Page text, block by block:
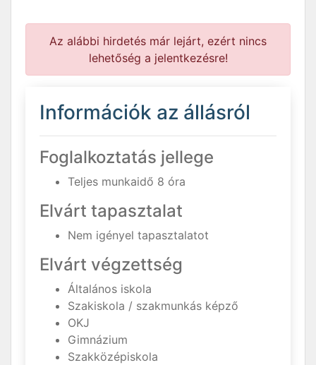
Az alábbi hirdetés már lejárt, ezért nincs
lehetőség a jelentkezésre!
Információk az állásról
Foglalkoztatás jellege
Teljes munkaidő 8 óra
Elvárt tapasztalat
Nem igényel tapasztalatot
Elvárt végzettség
Általános iskola
Szakiskola / szakmunkás képző
OKJ
Gimnázium
Szakközépiskola